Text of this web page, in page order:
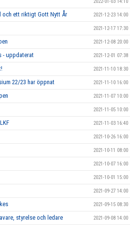
2022-01-03 14:10
och ett riktigt Gott Nytt År 2021-12-23 14:00
2021-12-17 17:30
2021-12-08 20:00
- uppdaterat 2021-12-01 07:38
2021-11-10 18:30
22/23 har öppnat 2021-11-10 16:00
2021-11-07 10:00
2021-11-05 10:00
2021-11-03 16:40
2021-10-26 16:00
2021-10-11 08:00
2021-10-07 16:00
2021-10-01 15:00
2021-09-27 14:00
2021-09-15 08:30
styrelse och ledare 2021-09-08 14:00